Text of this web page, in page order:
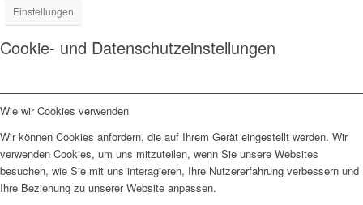
Einstellungen
Cookie- und Datenschutzeinstellungen
Wie wir Cookies verwenden
Wir können Cookies anfordern, die auf Ihrem Gerät eingestellt werden. Wir
verwenden Cookies, um uns mitzuteilen, wenn Sie unsere Websites
besuchen, wie Sie mit uns interagieren, Ihre Nutzererfahrung verbessern und
Ihre Beziehung zu unserer Website anpassen.